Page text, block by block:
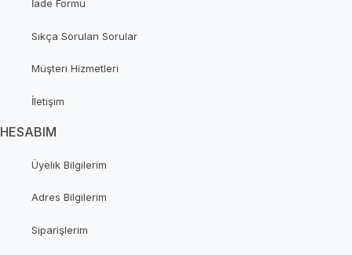
İade Formu
Sıkça Sorulan Sorular
Müşteri Hizmetleri
İletişim
HESABIM
Üyelik Bilgilerim
Adres Bilgilerim
Siparişlerim